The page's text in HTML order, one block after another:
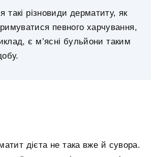
різновиди дерматиту, як
певного харчування,
є м’ясні бульйони таким
дієта не така вже й сувора.